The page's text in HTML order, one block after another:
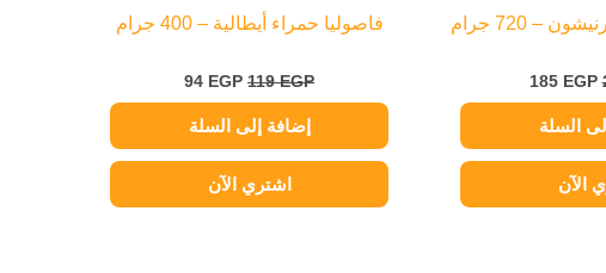
– 720 جرام
185 EGP
السلة
الآن
فاصوليا حمراء أيطالية – 400 جرام
119EGP
94 EGP
إضافة إلى السلة
اشتري الآن